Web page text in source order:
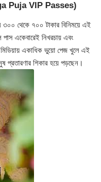
Puja VIP Passes)
৩০০ থেকে ৭০০ টাকার বিনিময়ে এই
একেবারেই নিখরচায় এবং
একাধিক ভুয়ো পেজ খুলে এই
প্রতারণার শিকার হয়ে পড়ছেন।